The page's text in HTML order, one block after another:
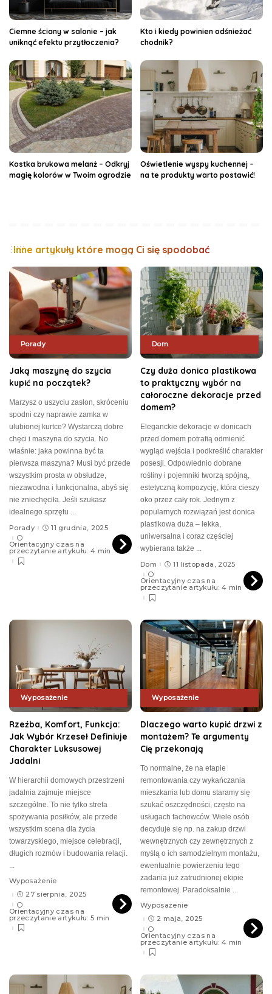
Ciemne ściany w salonie – jak
uniknąć efektu przytłoczenia?
Kto i kiedy powinien odśnieżać
chodnik?
Kostka brukowa melanż – Odkryj
magię kolorów w Twoim ogrodzie
Oświetlenie wyspy kuchennej –
na te produkty warto postawić!
Inne artykuły które mogą Ci się spodobać
Porady
Jaką maszynę do szycia
kupić na początek?
Marzysz o uszyciu zasłon, skróceniu
spodni czy naprawie zamka w
ulubionej kurtce? Wystarczą dobre
chęci i maszyna do szycia. No
właśnie: jaka powinna być ta
pierwsza maszyna? Musi być przede
wszystkim prosta w obsłudze,
niezawodna i funkcjonalna, abyś się
nie zniechęciła. Jeśli szukasz
idealnego sprzętu ...
Porady
11 grudnia, 2025
Orientacyjny czas na
przeczytanie artykułu: 4 min
Dom
Czy duża donica plastikowa
to praktyczny wybór na
całoroczne dekoracje przed
domem?
Eleganckie dekoracje w donicach
przed domem potrafią odmienić
wygląd wejścia i podkreślić charakter
posesji. Odpowiednio dobrane
rośliny i pojemniki tworzą spójną,
estetyczną kompozycję, która cieszy
oko przez cały rok. Jednym z
popularnych rozwiązań jest donica
plastikowa duża – lekka,
uniwersalna i coraz częściej
wybierana także ...
Dom
11 listopada, 2025
Orientacyjny czas na
przeczytanie artykułu: 4 min
Wyposażenie
Rzeźba, Komfort, Funkcja:
Jak Wybór Krzeseł Definiuje
Charakter Luksusowej
Jadalni
W hierarchii domowych przestrzeni
jadalnia zajmuje miejsce
szczególne. To nie tylko strefa
spożywania posiłków, ale przede
wszystkim scena dla życia
towarzyskiego, miejsce celebracji,
długich rozmów i budowania relacji.
...
Wyposażenie
27 sierpnia, 2025
Orientacyjny czas na
przeczytanie artykułu: 5 min
Wyposażenie
Dlaczego warto kupić drzwi z
montażem? Te argumenty
Cię przekonają
To normalne, że na etapie
remontowania czy wykańczania
mieszkania lub domu staramy się
szukać oszczędności, często na
usługach fachowców. Wiele osób
decyduje się np. na zakup drzwi
wewnętrznych czy zewnętrznych z
myślą o ich samodzielnym montażu,
ewentualnie powierzeniu tego
zadania już zatrudnionej ekipie
remontowej. Paradoksalnie ...
Wyposażenie
2 maja, 2025
Orientacyjny czas na
przeczytanie artykułu: 4 min